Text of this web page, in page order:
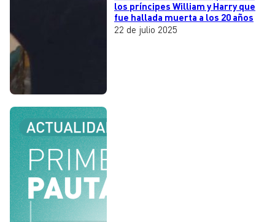
los príncipes William y Harry que
fue hallada muerta a los 20 años
22 de julio 2025